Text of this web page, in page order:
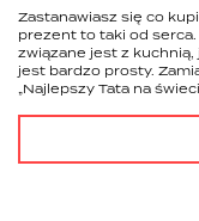
Zastanawiasz się co
prezent to taki od
związane jest z
jest bardzo prosty.
„Najlepszy Tata na